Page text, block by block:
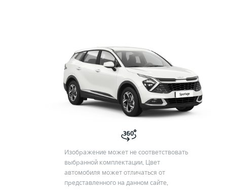
Изображение может не соответствовать
выбранной комплектации. Цвет
автомобиля может отличаться от
представленного на данном сайте.